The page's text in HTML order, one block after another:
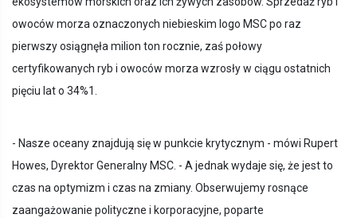
owoców morza oznaczonych niebieskim logo MSC po raz
pierwszy osiągnęła milion ton rocznie, zaś połowy
certyfikowanych ryb i owoców morza wzrosły w ciągu ostatnich
pięciu lat o 34%1.
- Nasze oceany znajdują się w punkcie krytycznym - mówi Rupert
Howes, Dyrektor Generalny MSC. - A jednak wydaje się, że jest to
czas na optymizm i czas na zmiany. Obserwujemy rosnące
zaangażowanie polityczne i korporacyjne, poparte